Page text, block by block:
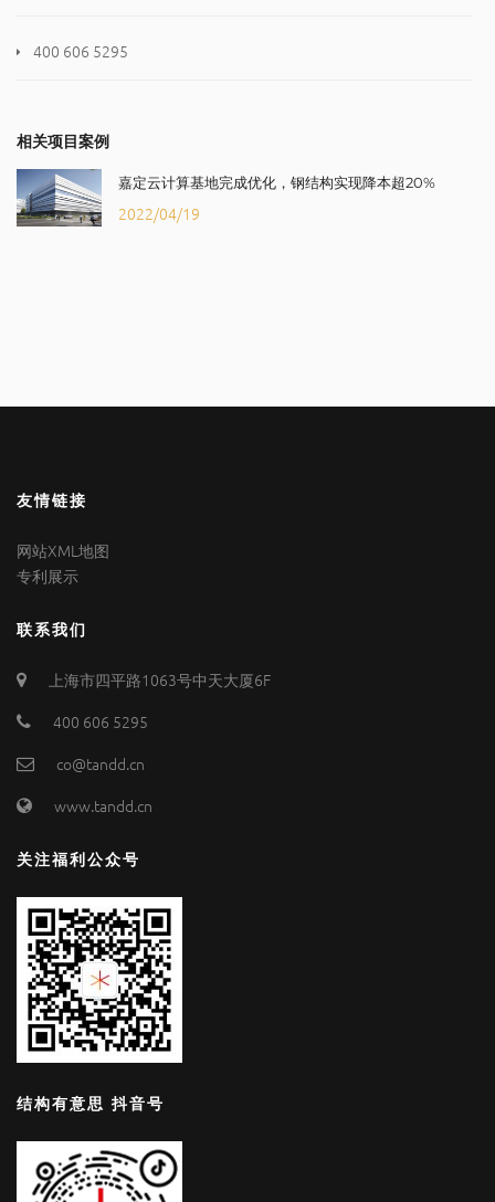
400 606 5295
相关项目案例
嘉定云计算基地完成优化，钢结构实现降本超20%
2022/04/19
友情链接
网站XML地图
专利展示
联系我们
上海市四平路1063号中天大厦6F
400 606 5295
co@tandd.cn
www.tandd.cn
关注福利公众号
结构有意思 抖音号